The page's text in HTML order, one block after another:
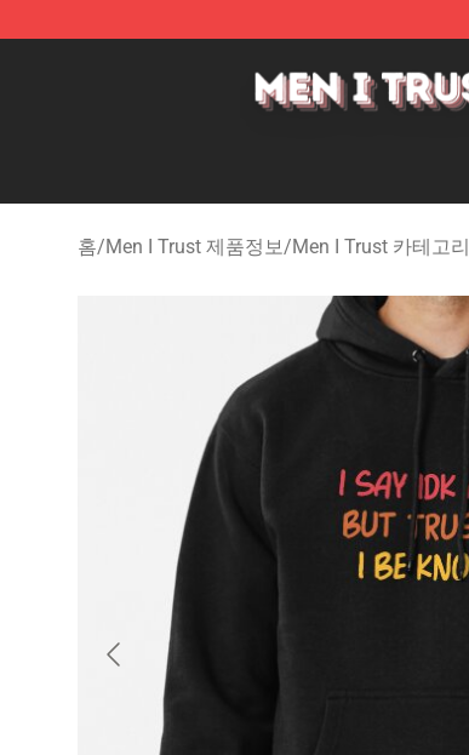
홈/Men I Trust 제품정보/Men I Trust 카테고리